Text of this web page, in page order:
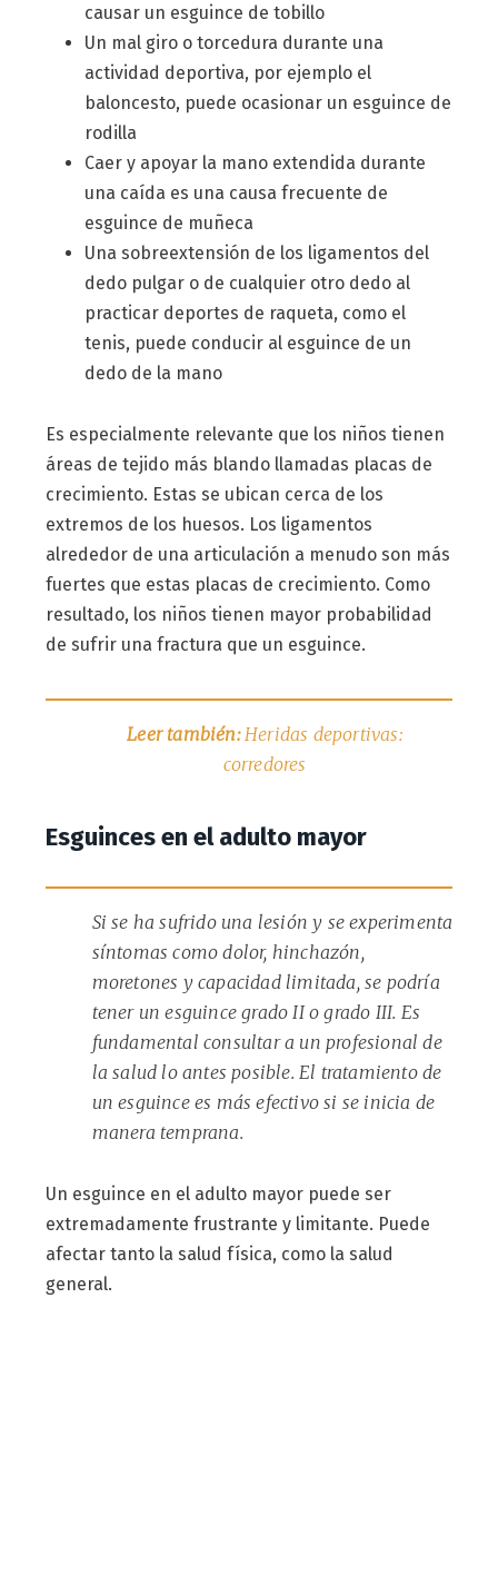
causar un esguince de tobillo
Un mal giro o torcedura durante una
actividad deportiva, por ejemplo el
baloncesto, puede ocasionar un esguince de
rodilla
Caer y apoyar la mano extendida durante
una caída es una causa frecuente de
esguince de muñeca
Una sobreextensión de los ligamentos del
dedo pulgar o de cualquier otro dedo al
practicar deportes de raqueta, como el
tenis, puede conducir al esguince de un
dedo de la mano
Es especialmente relevante que los niños tienen
áreas de tejido más blando llamadas placas de
crecimiento. Estas se ubican cerca de los
extremos de los huesos. Los ligamentos
alrededor de una articulación a menudo son más
fuertes que estas placas de crecimiento. Como
resultado, los niños tienen mayor probabilidad
de sufrir una fractura que un esguince.
Leer también:Heridas deportivas:
corredores
Esguinces en el adulto mayor
Si se ha sufrido una lesión y se experimenta
síntomas como dolor, hinchazón,
moretones y capacidad limitada, se podría
tener un esguince grado II o grado III. Es
fundamental consultar a un profesional de
la salud lo antes posible. El tratamiento de
un esguince es más efectivo si se inicia de
manera temprana.
Un esguince en el adulto mayor puede ser
extremadamente frustrante y limitante. Puede
afectar tanto la salud física, como la salud
general.